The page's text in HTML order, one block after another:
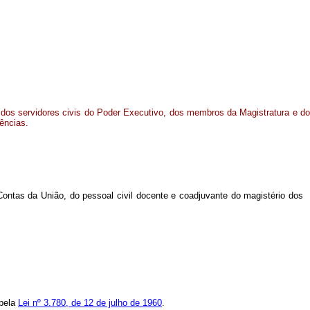
servidores civis do Poder Executivo, dos membros da Magistratura e do
da União, do pessoal civil docente e coadjuvante do magistério dos
Lei nº 3.780, de 12 de julho de 1960.